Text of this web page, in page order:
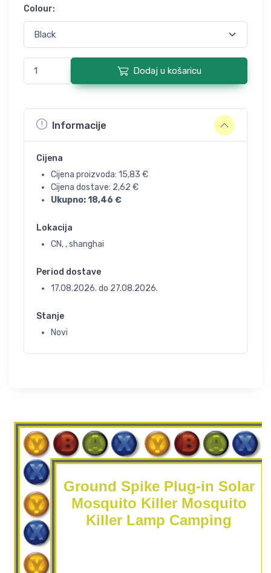
Colour:
Dodaj u košaricu
Informacije
Cijena
Cijena proizvoda: 15,83 €
Cijena dostave: 2,62 €
Ukupno:18,46 €
Lokacija
CN, , shanghai
Period dostave
17.08.2026. do 27.08.2026.
Stanje
Novi